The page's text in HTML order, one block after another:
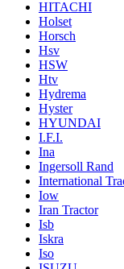
HITACHI
Holset
Horsch
Hsv
HSW
Htv
Hydrema
Hyster
HYUNDAI
I.F.I.
Ina
Ingersoll Rand
International
Iow
Iran Tractor
Isb
Iskra
Iso